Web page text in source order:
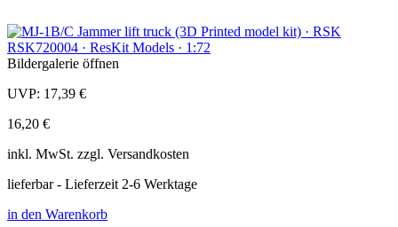
Bildergalerie öffnen
UVP: 17,39 €
16,20 €
inkl. MwSt. zzgl. Versandkosten
lieferbar - Lieferzeit 2-6 Werktage
in den Warenkorb